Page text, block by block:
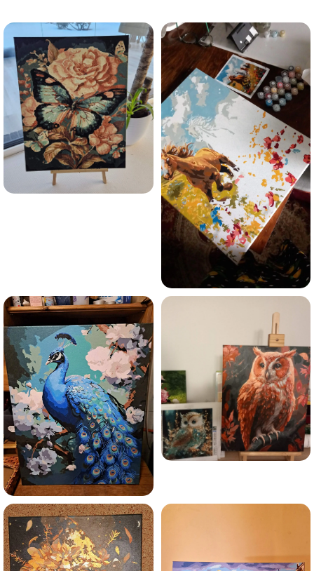
Esmu iepazinies ar GleznoPats.lv privātuma politiku un
piekrītu tai
GleznoPats.lvPrivātuma politika
SAŅEMT -10%